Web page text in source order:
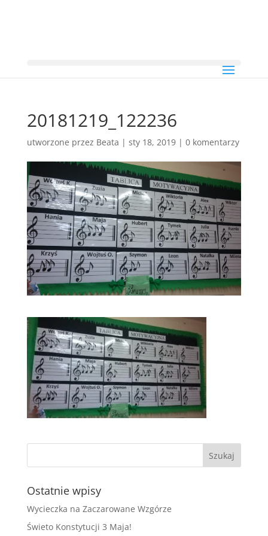
20181219_122236
utworzone przez Beata | sty 18, 2019| 0 komentarzy
Ostatnie wpisy
Wycieczka na Zaczarowane Wzgórze
Świeto Konstytucji 3 Maja!